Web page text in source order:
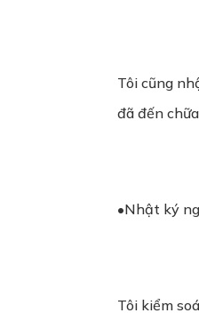
Tôi cũng
đã đến
•Nhật ký
Tôi kiểm